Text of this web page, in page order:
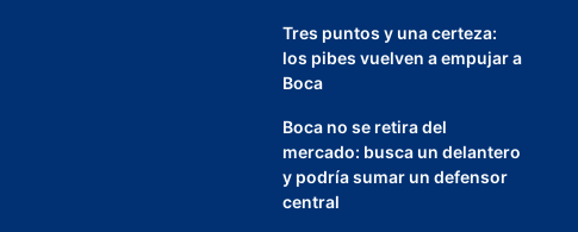
Tres puntos y una certeza:
los pibes vuelven a empujar a
Boca
Boca no se retira del
mercado: busca un delantero
y podría sumar un defensor
central